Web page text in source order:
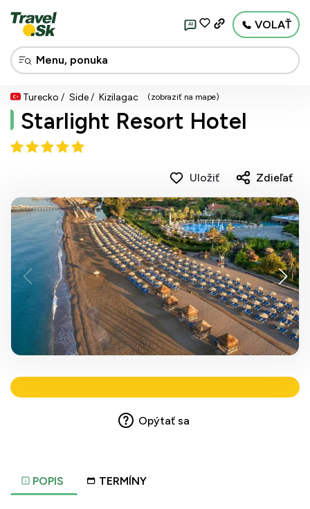
AI VOLAŤ
Turecko Side Kizilagac (zobraziť na mape)
Starlight Resort Hotel
Uložiť Zdieľať
POPIS TERMÍNY
Opýtať sa